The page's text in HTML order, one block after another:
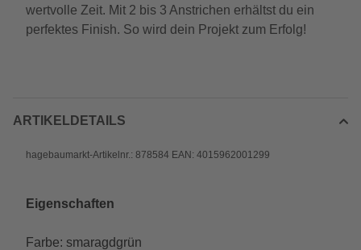
wertvolle Zeit. Mit 2 bis 3 Anstrichen erhältst du ein
perfektes Finish. So wird dein Projekt zum Erfolg!
ARTIKELDETAILS
hagebaumarkt-Artikelnr.: 878584 EAN: 4015962001299
Eigenschaften
Farbe: smaragdgrün